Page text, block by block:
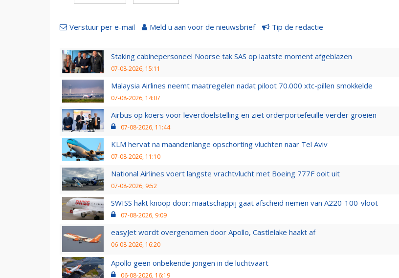
Verstuur per e-mail Meld u aan voor de nieuwsbrief Tip de redactie
Staking cabinepersoneel Noorse tak SAS op laatste moment afgeblazen
07-08-2026, 15:11
Malaysia Airlines neemt maatregelen nadat piloot 70.000 xtc-pillen smokkelde
07-08-2026, 14:07
Airbus op koers voor leverdoelstelling en ziet orderportefeuille verder groeien
07-08-2026, 11:44
KLM hervat na maandenlange opschorting vluchten naar Tel Aviv
07-08-2026, 11:10
National Airlines voert langste vrachtvlucht met Boeing 777F ooit uit
07-08-2026, 9:52
SWISS hakt knoop door: maatschappij gaat afscheid nemen van A220-100-vloot
07-08-2026, 9:09
easyJet wordt overgenomen door Apollo, Castlelake haakt af
06-08-2026, 16:20
Apollo geen onbekende jongen in de luchtvaart
06-08-2026, 16:19